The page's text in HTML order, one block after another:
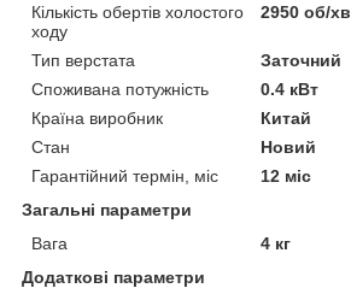
Кількість обертів холостого
ходу
2950 об/хв
Тип верстата
Заточний
Споживана потужність
0.4 кВт
Країна виробник
Китай
Стан
Новий
Гарантійний термін, міс
12 міс
Загальні параметри
Вага
4 кг
Додаткові параметри